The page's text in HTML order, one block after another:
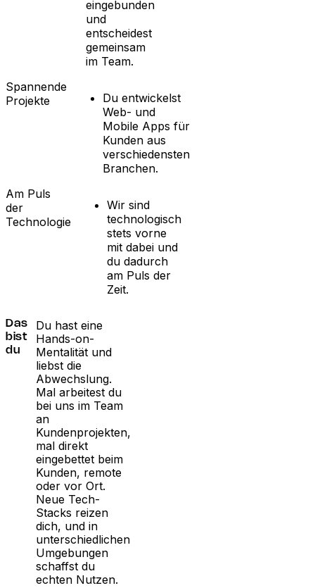
eingebunden
und
entscheidest
gemeinsam
im Team.
Spannende
Projekte
Du entwickelst
Web- und
Mobile Apps für
Kunden aus
verschiedensten
Branchen.
Am Puls
der
Technologie
Wir sind
technologisch
stets vorne
mit dabei und
du dadurch
am Puls der
Zeit.
Das
bist
du
Du hast eine
Hands-on-
Mentalität und
liebst die
Abwechslung.
Mal arbeitest du
bei uns im Team
an
Kundenprojekten,
mal direkt
eingebettet beim
Kunden, remote
oder vor Ort.
Neue Tech-
Stacks reizen
dich, und in
unterschiedlichen
Umgebungen
schaffst du
echten Nutzen.